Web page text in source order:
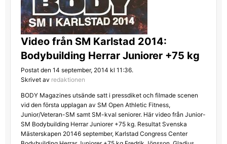
Video från SM Karlstad 2014:
Bodybuilding Herrar Juniorer +75 kg
Postat den 14 september, 2014 kl 11:36.
Skrivet av redaktionen
BODY Magazines utsände satt i pressdiket och filmade scenen
vid den första upplagan av SM Open Athletic Fitness,
Junior/Veteran-SM samt SM-kval seniorer. Här video från Junior-
SM Bodybuilding Herrar Juniorer +75 kg. Resultat Svenska
Mästerskapen 20146 september, Karlstad Congress Center